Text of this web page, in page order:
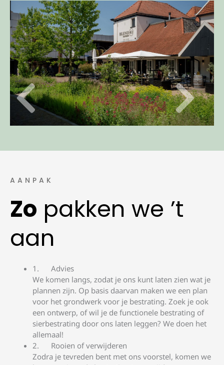
AANPAK
Zo pakken we ’t
aan
Advies
We komen langs, zodat je ons kunt laten zien wat je
plannen zijn. Op basis daarvan maken we een plan
voor het grondwerk voor je bestrating. Zoek je ook
een ontwerp, of wil je de functionele bestrating of
sierbestrating door ons laten leggen? We doen het
allemaal!
Rooien of verwijderen
Zodra je tevreden bent met ons voorstel, komen we